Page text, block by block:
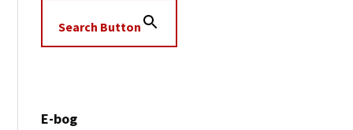
Search Button
E-bog